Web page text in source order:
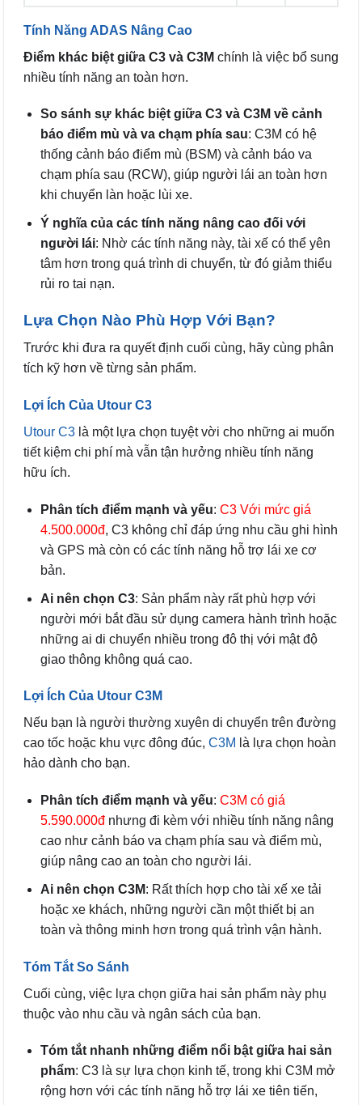
Tính Năng ADAS Nâng Cao
Điểm khác biệt giữa C3 và C3M chính là việc bổ sung
nhiều tính năng an toàn hơn.
So sánh sự khác biệt giữa C3 và C3M về cảnh
báo điểm mù và va chạm phía sau: C3M có hệ
thống cảnh báo điểm mù (BSM) và cảnh báo va
chạm phía sau (RCW), giúp người lái an toàn hơn
khi chuyển làn hoặc lùi xe.
Ý nghĩa của các tính năng nâng cao đối với
người lái: Nhờ các tính năng này, tài xế có thể yên
tâm hơn trong quá trình di chuyển, từ đó giảm thiểu
rủi ro tai nạn.
Lựa Chọn Nào Phù Hợp Với Bạn?
Trước khi đưa ra quyết định cuối cùng, hãy cùng phân
tích kỹ hơn về từng sản phẩm.
Lợi Ích Của Utour C3
Utour C3 là một lựa chọn tuyệt vời cho những ai muốn
tiết kiệm chi phí mà vẫn tận hưởng nhiều tính năng
hữu ích.
Phân tích điểm mạnh và yếu: C3 Với mức giá
4.500.000đ, C3 không chỉ đáp ứng nhu cầu ghi hình
và GPS mà còn có các tính năng hỗ trợ lái xe cơ
bản.
Ai nên chọn C3: Sản phẩm này rất phù hợp với
người mới bắt đầu sử dụng camera hành trình hoặc
những ai di chuyển nhiều trong đô thị với mật độ
giao thông không quá cao.
Lợi Ích Của Utour C3M
Nếu bạn là người thường xuyên di chuyển trên đường
cao tốc hoặc khu vực đông đúc, C3M là lựa chọn hoàn
hảo dành cho bạn.
Phân tích điểm mạnh và yếu: C3M có giá
5.590.000đnhưng đi kèm với nhiều tính năng nâng
cao như cảnh báo va chạm phía sau và điểm mù,
giúp nâng cao an toàn cho người lái.
Ai nên chọn C3M: Rất thích hợp cho tài xế xe tải
hoặc xe khách, những người cần một thiết bị an
toàn và thông minh hơn trong quá trình vận hành.
Tóm Tắt So Sánh
Cuối cùng, việc lựa chọn giữa hai sản phẩm này phụ
thuộc vào nhu cầu và ngân sách của bạn.
Tóm tắt nhanh những điểm nổi bật giữa hai sản
phẩm: C3 là sự lựa chọn kinh tế, trong khi C3M mở
rộng hơn với các tính năng hỗ trợ lái xe tiên tiến,